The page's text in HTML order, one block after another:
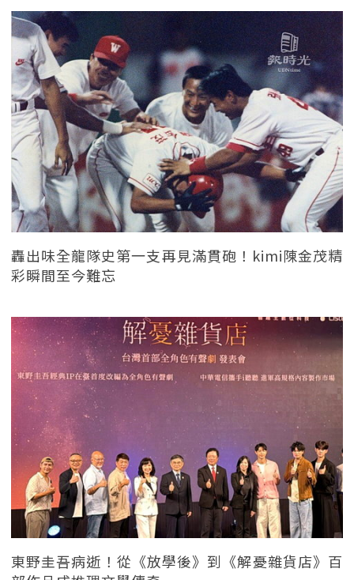
轟出味全龍隊史第一支再見滿貫砲！kimi陳金茂精
彩瞬間至今難忘
東野圭吾病逝！從《放學後》到《解憂雜貨店》百